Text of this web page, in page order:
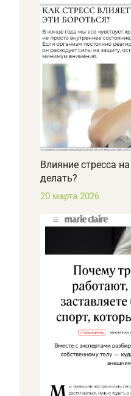
Влияние стресса
делать?
20 марта 2026